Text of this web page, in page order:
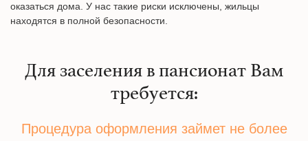
оказаться дома. У нас такие риски исключены, жильцы
находятся в полной безопасности.
Для заселения в пансионат Вам
требуется:
Процедура оформления займет не более